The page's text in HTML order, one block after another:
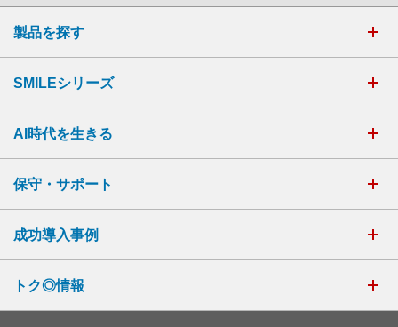
製品を探す
SMILEシリーズ
AI時代を生きる
保守・サポート
成功導入事例
トク◎情報